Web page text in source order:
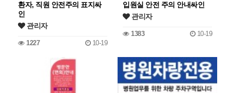
환자, 직원 안전주의 표지싸
인
관리자
1227 10-19
입원실 안전 주의 안내싸인
관리자
1383 10-19